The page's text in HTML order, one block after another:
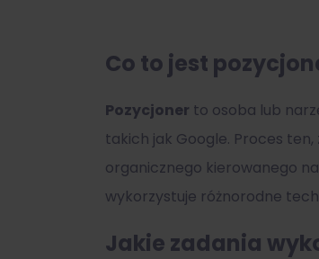
Co to jest
Pozycjoner to osoba lub
takich jak Google. Proces
organicznego kierowanego
wykorzystuje różnorodne
Jakie zadania